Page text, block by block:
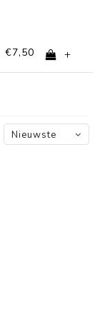
€7,50 +
Nieuwste